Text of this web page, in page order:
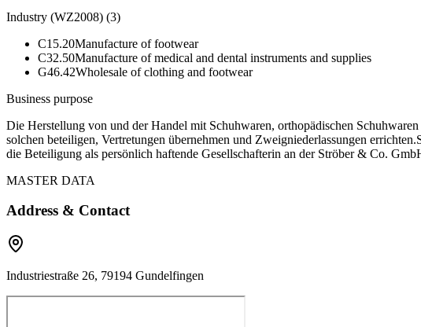
Industry (WZ2008) (3)
C15.20Manufacture of footwear
C32.50Manufacture of medical and dental instruments and supplies
G46.42Wholesale of clothing and footwear
Business purpose
Die Herstellung von und der Handel mit Schuhwaren, orthopädischen
solchen beteiligen, Vertretungen übernehmen und Zweigniederlassungen
die Beteiligung als persönlich haftende Gesellschafterin an der Ströber & Co.
MASTER DATA
Address & Contact
Industriestraße 26, 79194 Gundelfingen